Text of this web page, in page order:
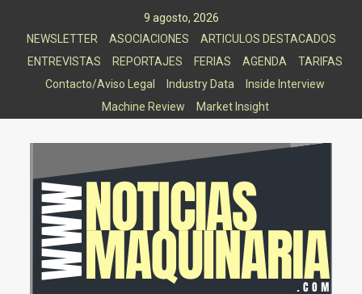
9 agosto, 2026
NEWSLETTER
ASOCIACIONES
ARTICULOS DESTACADOS
ENTREVISTAS
REPORTAJES FERIAS AGENDA
TARIFAS
Contacto/Aviso Legal
Industry Data
Inside Interview
Machine Review
Market Insight